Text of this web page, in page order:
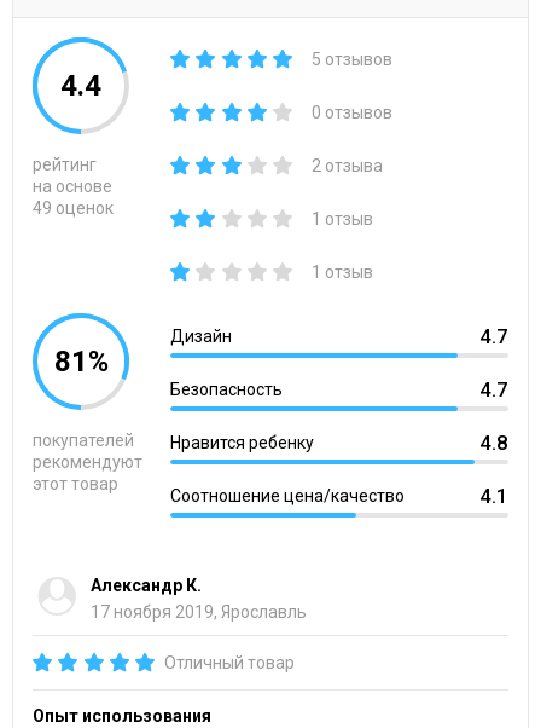
4.4
рейтинг
на основе
49 оценок
5 отзывов
0 отзывов
2 отзыва
1 отзыв
1 отзыв
81%
покупателей
рекомендуют
этот товар
Дизайн 4.7
Безопасность 4.7
Нравится ребенку 4.8
Соотношение цена/качество 4.1
Александр К.
17 ноября 2019, Ярославль
Отличный товар
Опыт использования